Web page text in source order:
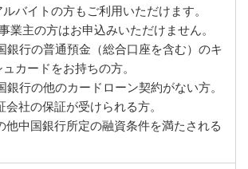
ルバイトの方もご利用いただけます。
業主の方はお申込みいただけません。
銀行の普通預金（総合口座を含む）のキ
カードをお持ちの方。
銀行の他のカードローン契約がない方。
会社の保証が受けられる方。
他中国銀行所定の融資条件を満たされる